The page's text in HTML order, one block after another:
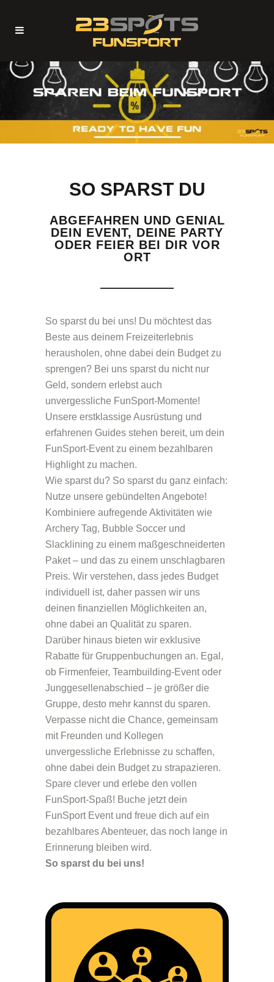
SO SPARST DU
ABGEFAHREN UND GENIAL
DEIN EVENT, DEINE PARTY
ODER FEIER BEI DIR VOR
ORT
So sparst du bei uns! Du möchtest das
Beste aus deinem Freizeiterlebnis
herausholen, ohne dabei dein Budget zu
sprengen? Bei uns sparst du nicht nur
Geld, sondern erlebst auch
unvergessliche FunSport-Momente!
Unsere erstklassige Ausrüstung und
erfahrenen Guides stehen bereit, um dein
FunSport-Eventzu einem bezahlbaren
Highlight zu machen.
Wie sparst du? So sparst du ganz einfach:
Nutze unsere gebündelten Angebote!
Kombiniere aufregende Aktivitäten wie
Archery Tag, Bubble Soccer und
Slacklining zu einem maßgeschneiderten
Paket – und das zu einem unschlagbaren
Preis. Wir verstehen, dass jedes Budget
individuell ist, daher passen wir uns
deinen finanziellen Möglichkeiten an,
ohne dabei an Qualität zu sparen.
Darüber hinaus bieten wir exklusive
Rabatte für Gruppenbuchungen an. Egal,
ob Firmenfeier, Teambuilding-Event oder
Junggesellenabschied – je größer die
Gruppe, desto mehr kannst du sparen.
Verpasse nicht die Chance, gemeinsam
mit Freunden und Kollegen
unvergessliche Erlebnisse zu schaffen,
ohne dabei dein Budget zu strapazieren.
Spare clever und erlebe den vollen
FunSport-Spaß! Buche jetzt dein
FunSport Eventund freue dich auf ein
bezahlbares Abenteuer, das noch lange in
Erinnerung bleiben wird.
So sparst du bei uns!